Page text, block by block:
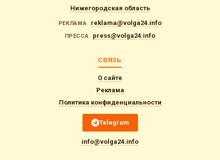
Нижегородская область
РЕКЛАМА reklama@volga24.info
ПРЕССА press@volga24.info
СВЯЗЬ
О сайте
Реклама
Политика конфиденциальности
Telegram
info@volga24.info